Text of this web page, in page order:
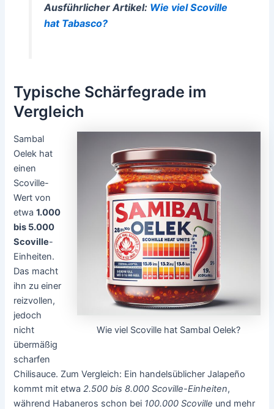
Ausführlicher Artikel: Wie viel Scoville
hat Tabasco?
Typische Schärfegrade im
Vergleich
Wie viel Scoville hat Sambal Oelek?
Sambal
Oelek hat
einen
Scoville-
Wert von
etwa1.000
bis 5.000
Scoville-
Einheiten.
Das macht
ihn zu einer
reizvollen,
jedoch
nicht
übermäßig
scharfen
Chilisauce. Zum Vergleich: Ein handelsüblicher Jalapeño
kommt mit etwa2.500 bis 8.000 Scoville-Einheiten,
während Habaneros schon bei 100.000 Scoville und mehr